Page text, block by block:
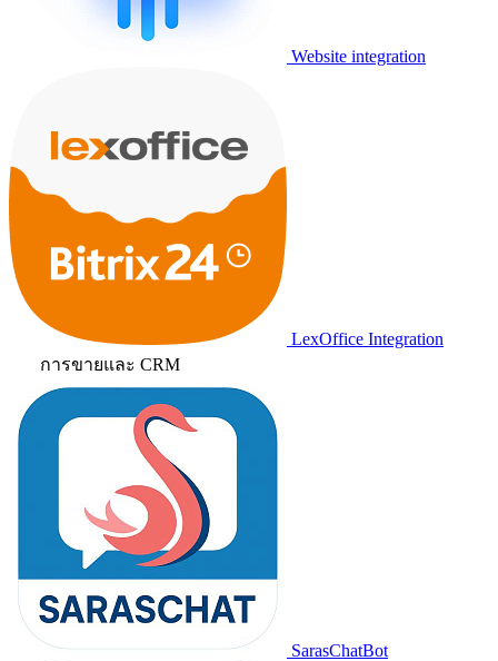
Website integration
LexOffice Integration
การขายและ CRM
SarasChatBot